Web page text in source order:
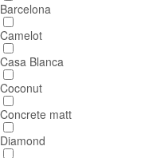
Barcelona
Camelot
Casa Blanca
Coconut
Concrete matt
Diamond